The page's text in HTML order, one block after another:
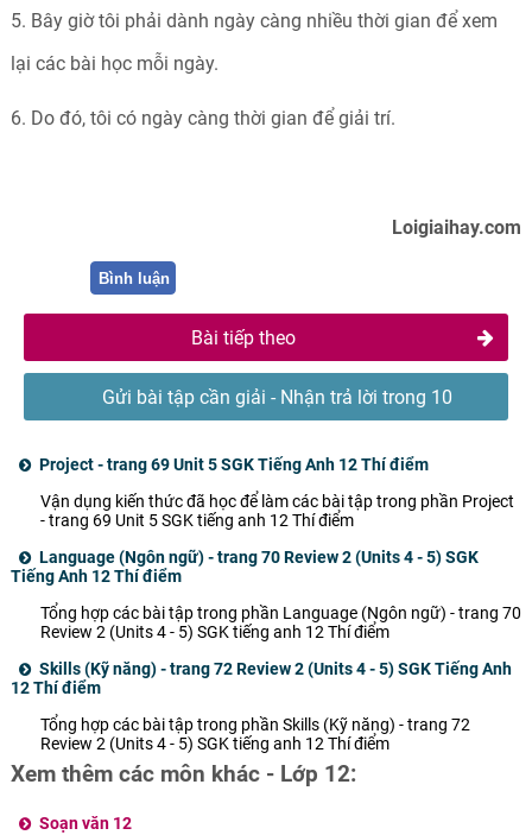
5. Bây giờ tôi phải dành ngày càng nhiều thời gian để xem
lại các bài học mỗi ngày.
6. Do đó, tôi có ngày càng thời gian để giải trí.
Loigiaihay.com
Bình luận
Bài tiếp theo
Gửi bài tập cần giải - Nhận trả lời trong 10
Project - trang 69 Unit 5 SGK Tiếng Anh 12 Thí điểm
Vận dụng kiến thức đã học để làm các bài tập trong phần Project
- trang 69 Unit 5 SGK tiếng anh 12 Thí điểm
Language (Ngôn ngữ) - trang 70 Review 2 (Units 4 - 5) SGK
Tiếng Anh 12 Thí điểm
Tổng hợp các bài tập trong phần Language (Ngôn ngữ) - trang 70
Review 2 (Units 4 - 5) SGK tiếng anh 12 Thí điểm
Skills (Kỹ năng) - trang 72 Review 2 (Units 4 - 5) SGK Tiếng Anh
12 Thí điểm
Tổng hợp các bài tập trong phần Skills (Kỹ năng) - trang 72
Review 2 (Units 4 - 5) SGK tiếng anh 12 Thí điểm
Xem thêm các môn khác - Lớp 12:
Soạn văn 12